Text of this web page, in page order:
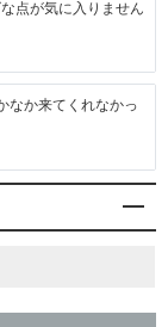
点が気に入りません
なか来てくれなかっ